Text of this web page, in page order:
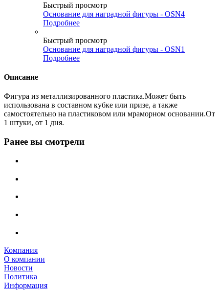
Быстрый просмотр
Основание для наградной фигуры - OSN4
Подробнее
Быстрый просмотр
Основание для наградной фигуры - OSN1
Подробнее
Описание
Фигура из металлизированного пластика.Может быть
использована в составном кубке или призе, а также
самостоятельно на пластиковом или мраморном основании.От
1 штуки, от 1 дня.
Ранее вы смотрели
Компания
О компании
Новости
Политика
Информация